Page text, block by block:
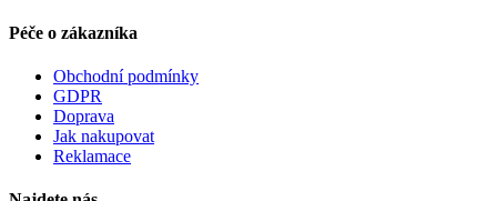
Péče o zákazníka
Obchodní podmínky
GDPR
Doprava
Jak nakupovat
Reklamace